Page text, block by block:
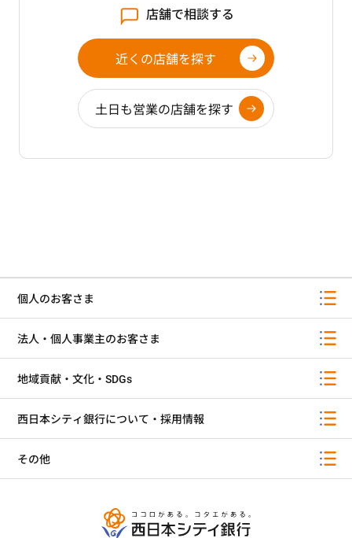
店舗で相談する
近くの店舗を探す
土日も営業の店舗を探す
個人のお客さま
法人・個人事業主のお客さま
地域貢献・文化・SDGs
西日本シティ銀行について・採用情報
その他